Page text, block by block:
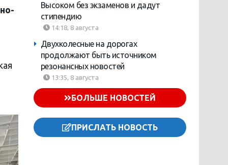
Высоком без экзаменов и дадут
стипендию
14:18, 8 августа
Двухколесные на дорогах
продолжают быть источником
резонансных новостей
13:35, 8 августа
БОЛЬШЕ НОВОСТЕЙ
ПРИСЛАТЬ НОВОСТЬ